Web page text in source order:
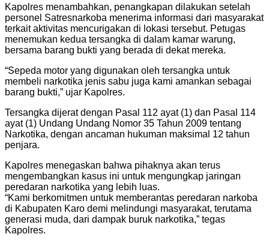
Kapolres menambahkan, penangkapan dilakukan setelah
personel Satresnarkoba menerima informasi dari masyarakat
terkait aktivitas mencurigakan di lokasi tersebut. Petugas
menemukan kedua tersangka di dalam kamar warung,
bersama barang bukti yang berada di dekat mereka.
“Sepeda motor yang digunakan oleh tersangka untuk
membeli narkotika jenis sabu juga kami amankan sebagai
barang bukti,” ujar Kapolres.
Tersangka dijerat dengan Pasal 112 ayat (1) dan Pasal 114
ayat (1) Undang Undang Nomor 35 Tahun 2009 tentang
Narkotika, dengan ancaman hukuman maksimal 12 tahun
penjara.
Kapolres menegaskan bahwa pihaknya akan terus
mengembangkan kasus ini untuk mengungkap jaringan
peredaran narkotika yang lebih luas.
“Kami berkomitmen untuk memberantas peredaran narkoba
di Kabupaten Karo demi melindungi masyarakat, terutama
generasi muda, dari dampak buruk narkotika,” tegas
Kapolres.